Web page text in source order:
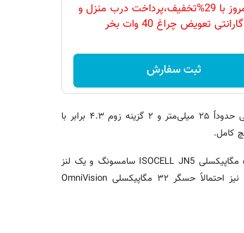
فقط امروز با 29%تخفیف،پرداخت درب منزل و
گارانتی تعویض چراغ 40 وات بخر
ثبت سفارش
جزئیات بیشتری از طراحی حسگر نیز ارائه شده، ازجمله: فاصله کانونی حدوداً ۲۵ میلی‌متر و ۲ گزینه زوم ۴.۳ برابر با
در کنار این موارد، براساس گزارش‌های قبلی این گوشی به حسگر ۵۰ مگاپیکسلی ISOCELL JN5 سامسونگ و یک لنز
پریسکوپی ۵۰ مگاپیکسلی با زوم دوبرابر مجهز خواهد بود. در جلو نیز احتمالاً حسگر ۳۲ مگاپیکسلی OmniVision